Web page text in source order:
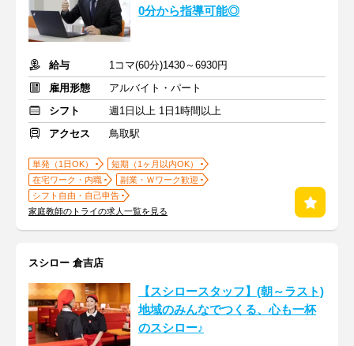
0分から指導可能◎
給与
1コマ(60分)1430～6930円
雇用形態
アルバイト・パート
シフト
週1日以上 1日1時間以上
アクセス
鳥取駅
単発（1日OK）
短期（1ヶ月以内OK）
在宅ワーク・内職
副業・Ｗワーク歓迎
シフト自由・自己申告
家庭教師のトライの求人一覧を見る
スシロー 倉吉店
【スシロースタッフ】(朝～ラスト)
地域のみんなでつくる、心も一杯
のスシロー♪